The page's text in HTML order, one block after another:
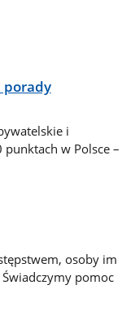
porady
i
w Polsce –
osoby im
pomoc